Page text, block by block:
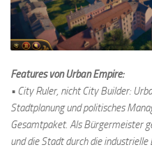
Features von Urban Empire:
• City Ruler, nicht City Builder:
Stadtplanung und politisches
Gesamtpaket. Als Bürgermeister
und die Stadt durch die